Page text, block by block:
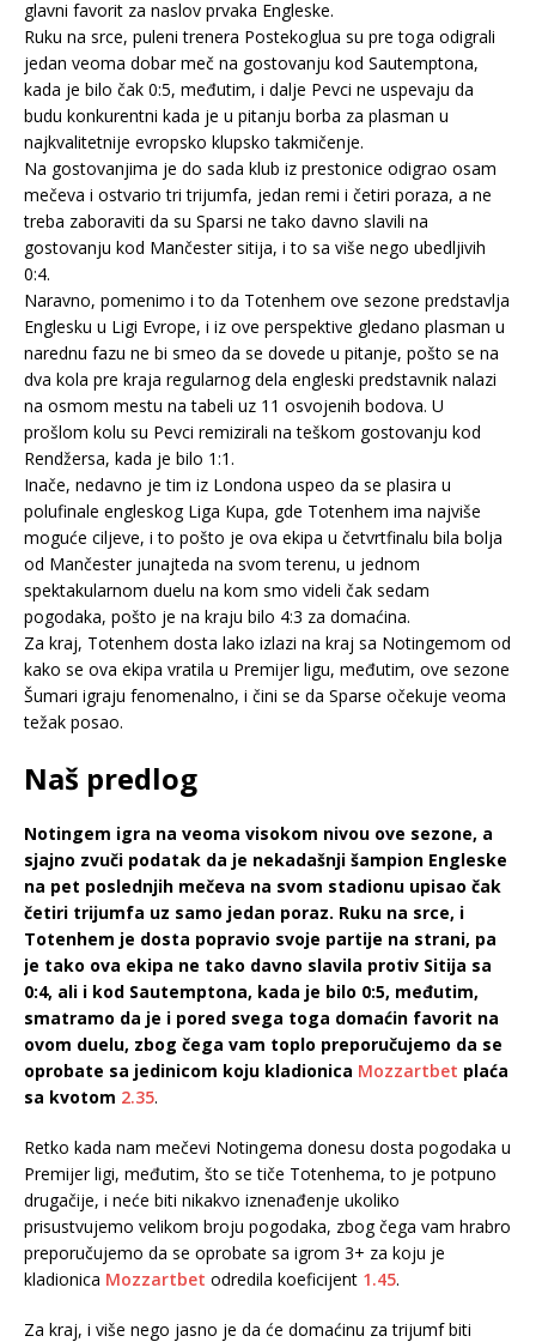
glavni favorit za naslov prvaka Engleske.
Ruku na srce, puleni trenera Postekoglua su pre toga odigrali
jedan veoma dobar meč na gostovanju kod Sautemptona,
kada je bilo čak 0:5, međutim, i dalje Pevci ne uspevaju da
budu konkurentni kada je u pitanju borba za plasman u
najkvalitetnije evropsko klupsko takmičenje.
Na gostovanjima je do sada klub iz prestonice odigrao osam
mečeva i ostvario tri trijumfa, jedan remi i četiri poraza, a ne
treba zaboraviti da su Sparsi ne tako davno slavili na
gostovanju kod Mančester sitija, i to sa više nego ubedljivih
0:4.
Naravno, pomenimo i to da Totenhem ove sezone predstavlja
Englesku u Ligi Evrope, i iz ove perspektive gledano plasman u
narednu fazu ne bi smeo da se dovede u pitanje, pošto se na
dva kola pre kraja regularnog dela engleski predstavnik nalazi
na osmom mestu na tabeli uz 11 osvojenih bodova. U
prošlom kolu su Pevci remizirali na teškom gostovanju kod
Rendžersa, kada je bilo 1:1.
Inače, nedavno je tim iz Londona uspeo da se plasira u
polufinale engleskog Liga Kupa, gde Totenhem ima najviše
moguće ciljeve, i to pošto je ova ekipa u četvrtfinalu bila bolja
od Mančester junajteda na svom terenu, u jednom
spektakularnom duelu na kom smo videli čak sedam
pogodaka, pošto je na kraju bilo 4:3 za domaćina.
Za kraj, Totenhem dosta lako izlazi na kraj sa Notingemom od
kako se ova ekipa vratila u Premijer ligu, međutim, ove sezone
Šumari igraju fenomenalno, i čini se da Sparse očekuje veoma
težak posao.
Naš predlog
Notingem igra na veoma visokom nivou ove sezone, a
sjajno zvuči podatak da je nekadašnji šampion Engleske
na pet poslednjih mečeva na svom stadionu upisao čak
četiri trijumfa uz samo jedan poraz. Ruku na srce, i
Totenhem je dosta popravio svoje partije na strani, pa
je tako ova ekipa ne tako davno slavila protiv Sitija sa
0:4, ali i kod Sautemptona, kada je bilo 0:5, međutim,
smatramo da je i pored svega toga domaćin favorit na
ovom duelu, zbog čega vam toplo preporučujemo da se
oprobate sa jedinicom koju kladionica Mozzartbet plaća
sa kvotom 2.35.
Retko kada nam mečevi Notingema donesu dosta pogodaka u
Premijer ligi, međutim, što se tiče Totenhema, to je potpuno
drugačije, i neće biti nikakvo iznenađenje ukoliko
prisustvujemo velikom broju pogodaka, zbog čega vam hrabro
preporučujemo da se oprobate sa igrom 3+ za koju je
kladionica Mozzartbet odredila koeficijent 1.45.
Za kraj, i više nego jasno je da će domaćinu za trijumf biti